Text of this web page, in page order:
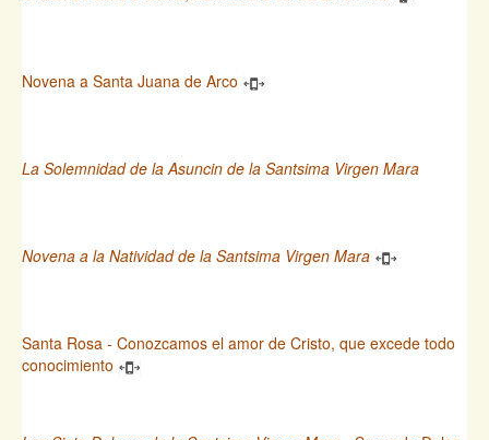
Novena a Santa Juana de Arco
La Solemnidad de la Asuncin de la Santsima Virgen Mara
Novena a la Natividad de la Santsima Virgen Mara
Santa Rosa - Conozcamos el amor de Cristo, que excede todo
conocimiento